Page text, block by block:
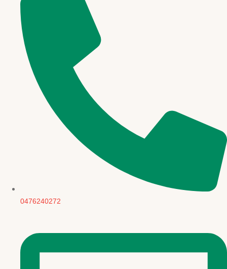
0476240272